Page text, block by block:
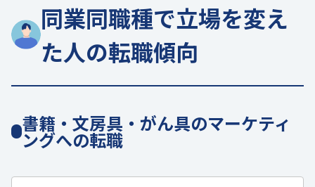
同業同職種で立場を変え
た人の転職傾向
書籍・文房具・がん具のマーケティ
ングへの転職